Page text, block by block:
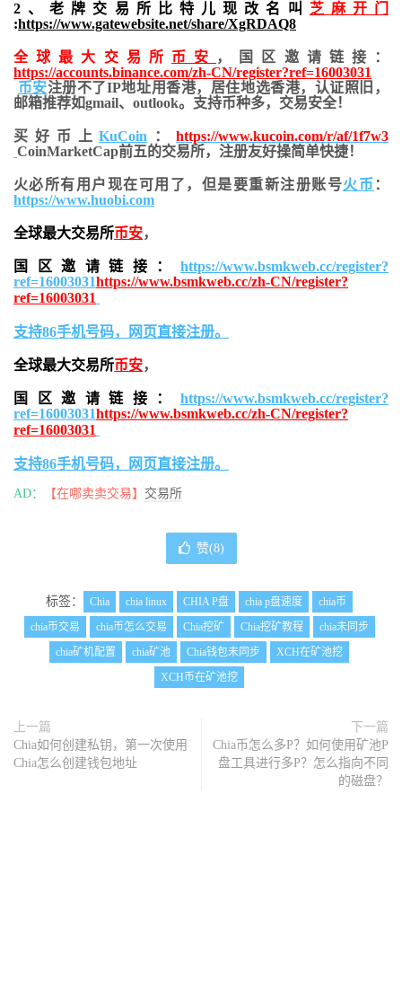
2、老牌交易所比特儿现改名叫 芝麻开门
:https://www.gatewebsite.net/share/XgRDAQ8
全球最大交易所 币安
，国区邀请链接：
https://accounts.binance.com/zh-CN/register?ref=16003031
币安注册不了IP地址用香港，居住地选香港，认证照旧，
邮箱推荐如gmail、outlook。支持币种多，交易安全！
买好币上KuCoin ：https://www.kucoin.com/r/af/1f7w3
CoinMarketCap前五的交易所，注册友好操简单快捷！
火必所有用户现在可用了，但是要重新注册账号火币 ：
https://www.huobi.com
全球最大交易所币安，
国区邀请链接： https://www.bsmkweb.cc/register?
ref=16003031https://www.bsmkweb.cc/zh-CN/register?
ref=16003031
支持86手机号码，网页直接注册。
全球最大交易所币安，
国区邀请链接： https://www.bsmkweb.cc/register?
ref=16003031https://www.bsmkweb.cc/zh-CN/register?
ref=16003031
支持86手机号码，网页直接注册。
AD： 【在哪卖卖交易】 交易所
赞(8)
标签： Chia chia linux CHIA P盘 chia p盘速度
chia币
chia币交易
chia币怎么交易 Chia挖矿 Chia挖矿教程
chia未同步
chia矿机配置
chia矿池 Chia钱包未同步
XCH在矿池挖
XCH币在矿池挖
上一篇
Chia如何创建私钥，第一次使用
Chia怎么创建钱包地址
下一篇
Chia币怎么多P？如何使用矿池P
盘工具进行多P？怎么指向不同
的磁盘？